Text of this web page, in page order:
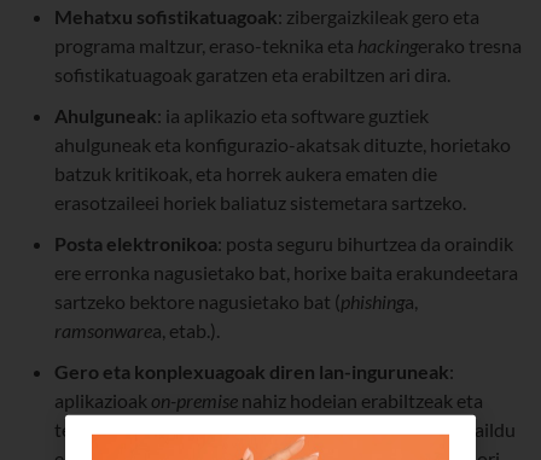
Mehatxu sofistikatuagoak: zibergaizkileak gero eta
programa maltzur, eraso-teknika eta hackingerako tresna
sofistikatuagoak garatzen eta erabiltzen ari dira.
Ahulguneak: ia aplikazio eta software guztiek
ahulguneak eta konfigurazio-akatsak dituzte, horietako
batzuk kritikoak, eta horrek aukera ematen die
erasotzaileei horiek baliatuz sistemetara sartzeko.
Posta elektronikoa: posta seguru bihurtzea da oraindik
ere erronka nagusietako bat, horixe baita erakundeetara
sartzeko bektore nagusietako bat (phishinga,
ramsonwarea, etab.).
Gero eta konplexuagoak diren lan-inguruneak:
aplikazioak on-premise nahiz hodeian erabiltzeak eta
telelanaren antolakuntza-eredu berrien goraldiak zaildu